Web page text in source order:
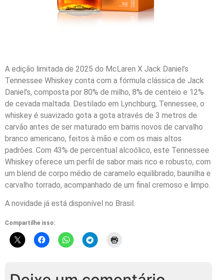
A edição limitada de 2025 do McLaren X Jack Daniel’s
Tennessee Whiskey conta com a fórmula clássica de Jack
Daniel’s, composta por 80% de milho, 8% de centeio e 12%
de cevada maltada. Destilado em Lynchburg, Tennessee, o
whiskey é suavizado gota a gota através de 3 metros de
carvão antes de ser maturado em barris novos de carvalho
branco americano, feitos à mão e com os mais altos
padrões. Com 43% de percentual alcoólico, este Tennessee
Whiskey oferece um perfil de sabor mais rico e robusto, com
um blend de corpo médio de caramelo equilibrado, baunilha e
carvalho torrado, acompanhado de um final cremoso e limpo.
A novidade já está disponível no Brasil.
Compartilhe isso: